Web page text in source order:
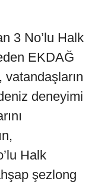
3 No’lu Halk
EKDAĞ
vatandaşların
deneyimi
Halk
şezlong